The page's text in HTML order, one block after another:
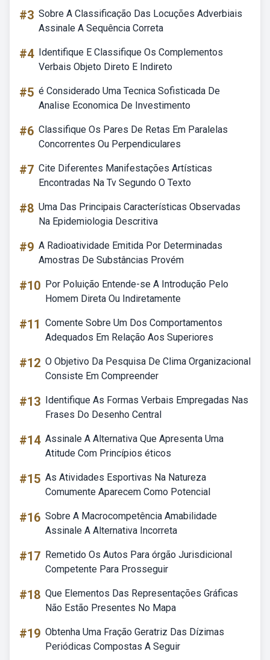
#3 Sobre A Classificação Das Locuções Adverbiais
Assinale A Sequência Correta
#4 Identifique E Classifique Os Complementos
Verbais Objeto Direto E Indireto
#5 é Considerado Uma Tecnica Sofisticada De
Analise Economica De Investimento
#6 Classifique Os Pares De Retas Em Paralelas
Concorrentes Ou Perpendiculares
#7 Cite Diferentes Manifestações Artísticas
Encontradas Na Tv Segundo O Texto
#8 Uma Das Principais Características Observadas
Na Epidemiologia Descritiva
#9 A Radioatividade Emitida Por Determinadas
Amostras De Substâncias Provém
#10 Por Poluição Entende-se A Introdução Pelo
Homem Direta Ou Indiretamente
#11 Comente Sobre Um Dos Comportamentos
Adequados Em Relação Aos Superiores
#12 O Objetivo Da Pesquisa De Clima Organizacional
Consiste Em Compreender
#13 Identifique As Formas Verbais Empregadas Nas
Frases Do Desenho Central
#14 Assinale A Alternativa Que Apresenta Uma
Atitude Com Princípios éticos
#15 As Atividades Esportivas Na Natureza
Comumente Aparecem Como Potencial
#16 Sobre A Macrocompetência Amabilidade
Assinale A Alternativa Incorreta
#17 Remetido Os Autos Para órgão Jurisdicional
Competente Para Prosseguir
#18 Que Elementos Das Representações Gráficas
Não Estão Presentes No Mapa
#19 Obtenha Uma Fração Geratriz Das Dízimas
Periódicas Compostas A Seguir